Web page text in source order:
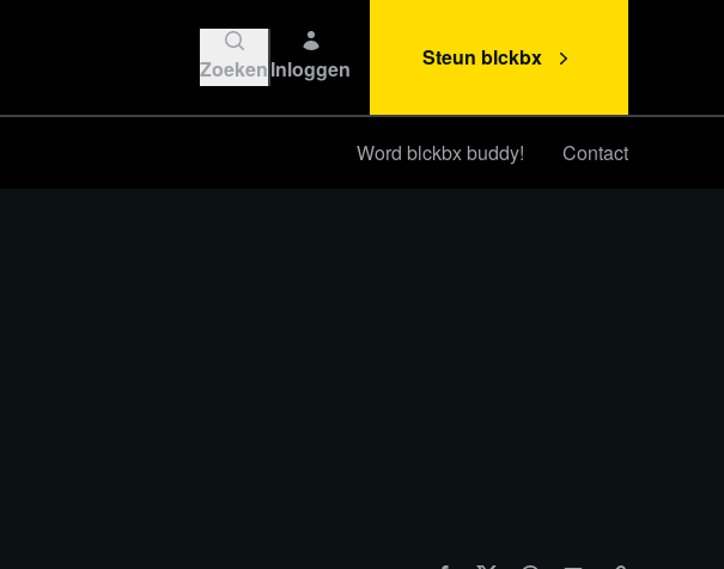
ZoekenInloggen Steun blckbx
Word blckbx buddy! Contact